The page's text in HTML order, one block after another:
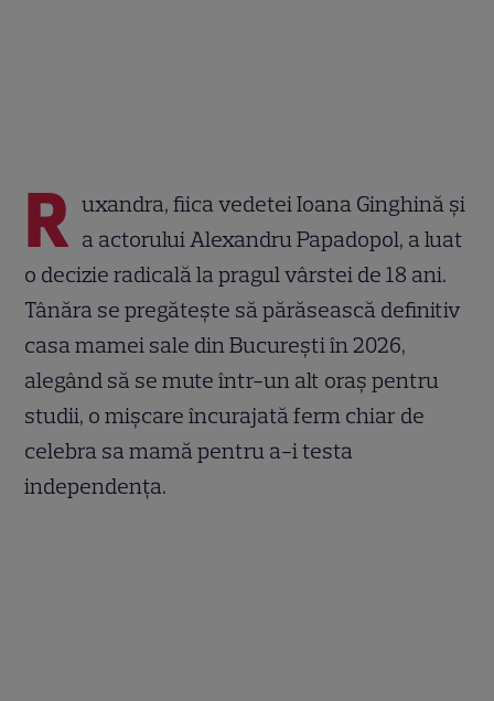
R uxandra, fiica vedetei Ioana Ginghină și
a actorului Alexandru Papadopol, a luat
o decizie radicală la pragul vârstei de 18 ani.
Tânăra se pregătește să părăsească definitiv
casa mamei sale din București în 2026,
alegând să se mute într-un alt oraș pentru
studii, o mișcare încurajată ferm chiar de
celebra sa mamă pentru a-i testa
independența.